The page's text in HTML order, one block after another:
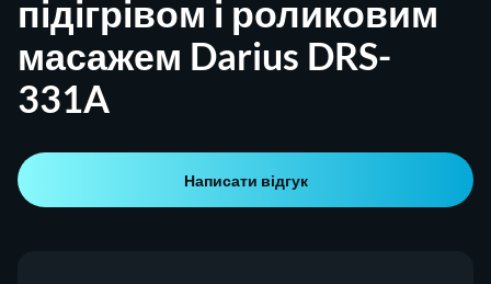
підігрівом і роликовим
масажем Darius DRS-
331A
Написати відгук